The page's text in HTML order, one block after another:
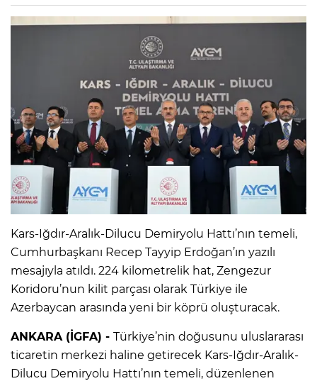
Kars-Iğdır-Aralık-Dilucu Demiryolu Hattı’nın temeli,
Cumhurbaşkanı Recep Tayyip Erdoğan’ın yazılı
mesajıyla atıldı. 224 kilometrelik hat, Zengezur
Koridoru’nun kilit parçası olarak Türkiye ile
Azerbaycan arasında yeni bir köprü oluşturacak.
ANKARA (İGFA) - Türkiye’nin doğusunu uluslararası
ticaretin merkezi haline getirecek Kars-Iğdır-Aralık-
Dilucu Demiryolu Hattı’nın temeli, düzenlenen